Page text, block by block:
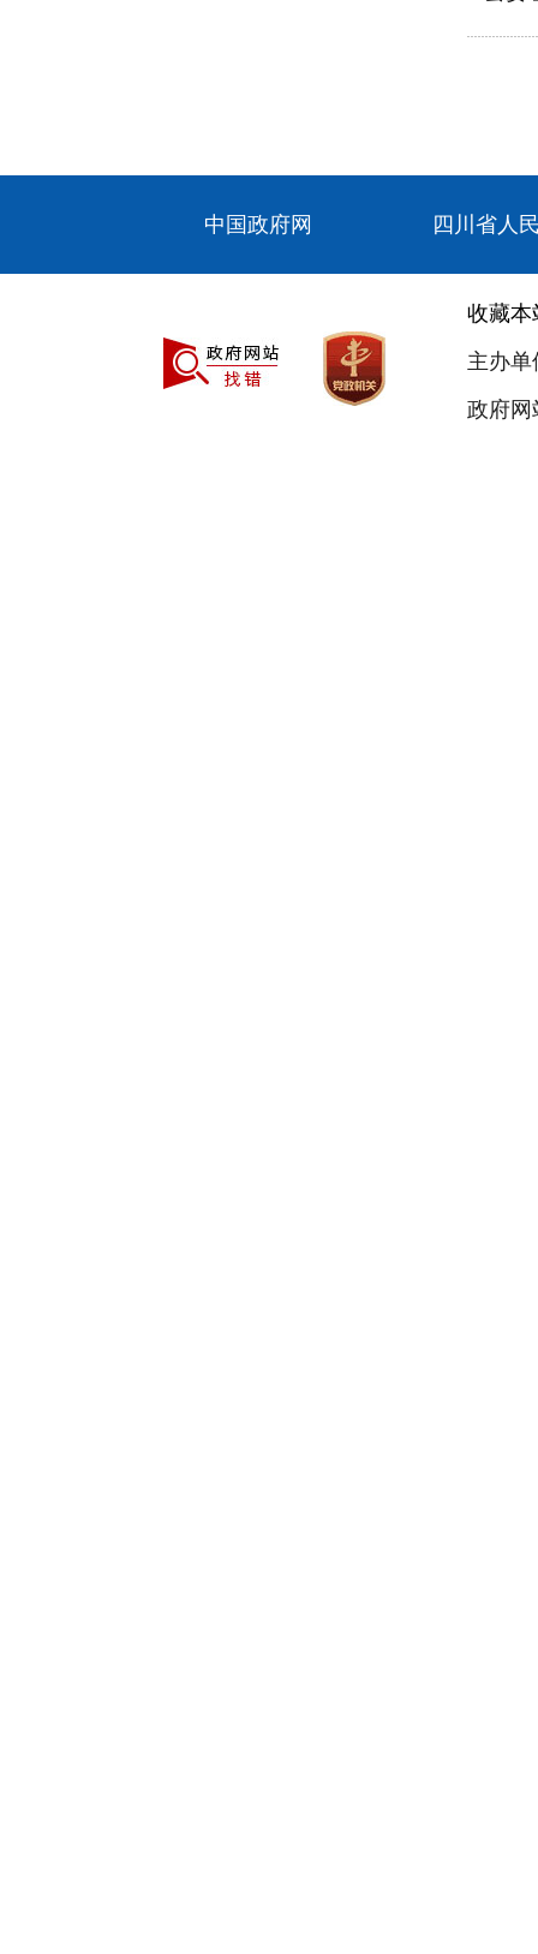
中国政府网 四川省人
收藏本
主办
政府网